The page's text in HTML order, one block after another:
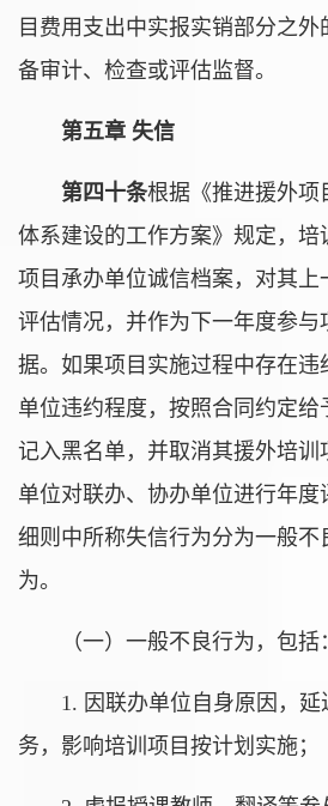
目费用支出中实报实销部分之
备审计、检查或评估监督。
第五章 失信
第四十条根据《推进援外项
体系建设的工作方案》规定，培
项目承办单位诚信档案，对其
评估情况，并作为下一年度参与
据。如果项目实施过程中存在
单位违约程度，按照合同约定给
记入黑名单，并取消其援外培
单位对联办、协办单位进行年
细则中所称失信行为分为一般
为。
（一）一般不良行为，包括：
1. 因联办单位自身原因，
务，影响培训项目按计划实施；